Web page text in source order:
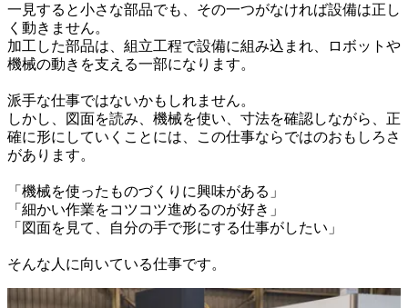
一見すると小さな部品でも、その一つがなければ設備は正し
く動きません。
加工した部品は、組立工程で設備に組み込まれ、ロボットや
機械の動きを支える一部になります。
派手な仕事ではないかもしれません。
しかし、図面を読み、機械を使い、寸法を確認しながら、正
確に形にしていくことには、この仕事ならではのおもしろさ
があります。
「機械を使ったものづくりに興味がある」
「細かい作業をコツコツ進めるのが好き」
「図面を見て、自分の手で形にする仕事がしたい」
そんな人に向いている仕事です。